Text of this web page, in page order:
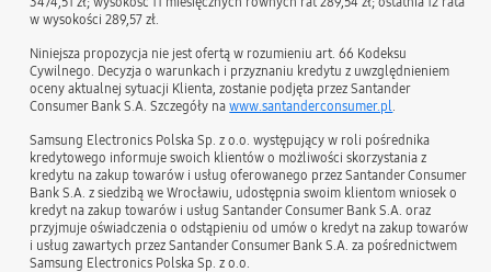
w wysokości 289,57 zł.
Niniejsza propozycja nie jest ofertą w rozumieniu art. 66 Kodeksu
Cywilnego. Decyzja o warunkach i przyznaniu kredytu z uwzględnieniem
oceny aktualnej sytuacji Klienta, zostanie podjęta przez Santander
Consumer Bank S.A. Szczegóły nawww.santanderconsumer.pl.
Samsung Electronics Polska Sp. z o.o. występujący w roli pośrednika
kredytowego informuje swoich klientów o możliwości skorzystania z
kredytu na zakup towarów i usług oferowanego przez Santander Consumer
Bank S.A. z siedzibą we Wrocławiu, udostępnia swoim klientom wniosek o
kredyt na zakup towarów i usług Santander Consumer Bank S.A. oraz
przyjmuje oświadczenia o odstąpieniu od umów o kredyt na zakup towarów
i usług zawartych przez Santander Consumer Bank S.A. za pośrednictwem
Samsung Electronics Polska Sp. z o.o.